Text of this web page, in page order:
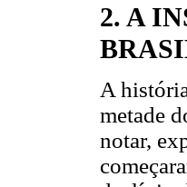
2. A
A
metade
notar,